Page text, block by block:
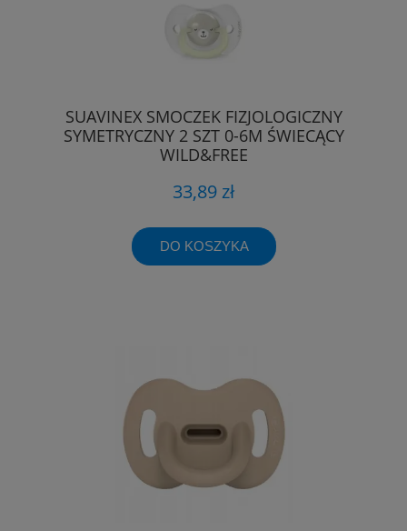
SUAVINEX SMOCZEK FIZJOLOGICZNY
SYMETRYCZNY 2 SZT 0-6M ŚWIECĄCY
WILD&FREE
33,89 zł
DO KOSZYKA